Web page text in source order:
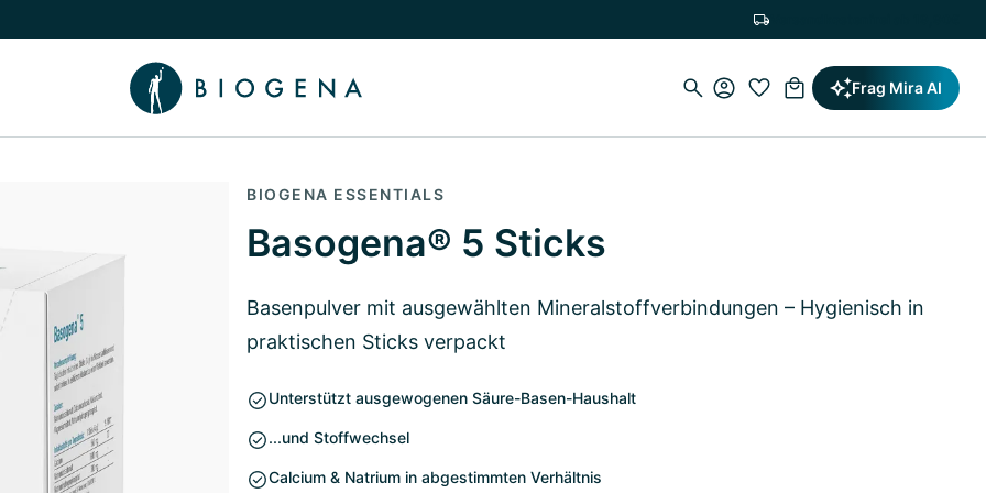
Wissen umschalten Frag Mira AI
BIOGENA ESSENTIALS
Basogena® 5 Sticks
Basenpulver mit ausgewählten Mineralstoffverbindungen – Hygienisch in
praktischen Sticks verpackt
Unterstützt ausgewogenen Säure-Basen-Haushalt
...und Stoffwechsel
Calcium & Natrium in abgestimmten Verhältnis